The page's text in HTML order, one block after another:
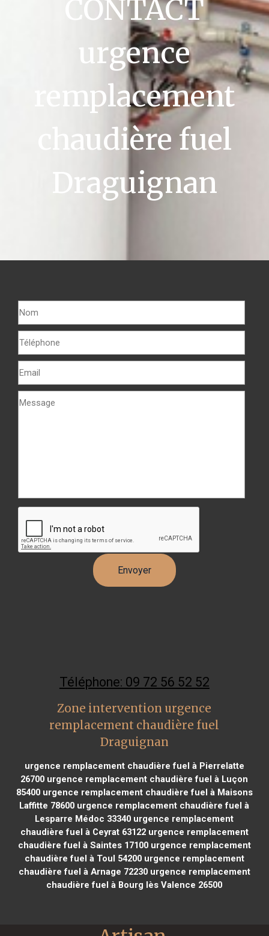
CONTACT
urgence
remplacement
chaudière fuel
Draguignan
Téléphone: 09 72 56 52 52
Zone intervention urgence
remplacement chaudière fuel
Draguignan
urgence remplacement chaudière fuel à Pierrelatte
26700 urgence remplacement chaudière fuel à Luçon
85400urgence remplacement chaudière fuel à Maisons
Laffitte 78600 urgence remplacement chaudière fuel à
Lesparre Médoc 33340 urgence remplacement
chaudière fuel à Ceyrat 63122urgence remplacement
chaudière fuel à Saintes 17100urgence remplacement
chaudière fuel à Toul 54200urgence remplacement
chaudière fuel à Arnage 72230urgence remplacement
chaudière fuel à Bourg lès Valence 26500